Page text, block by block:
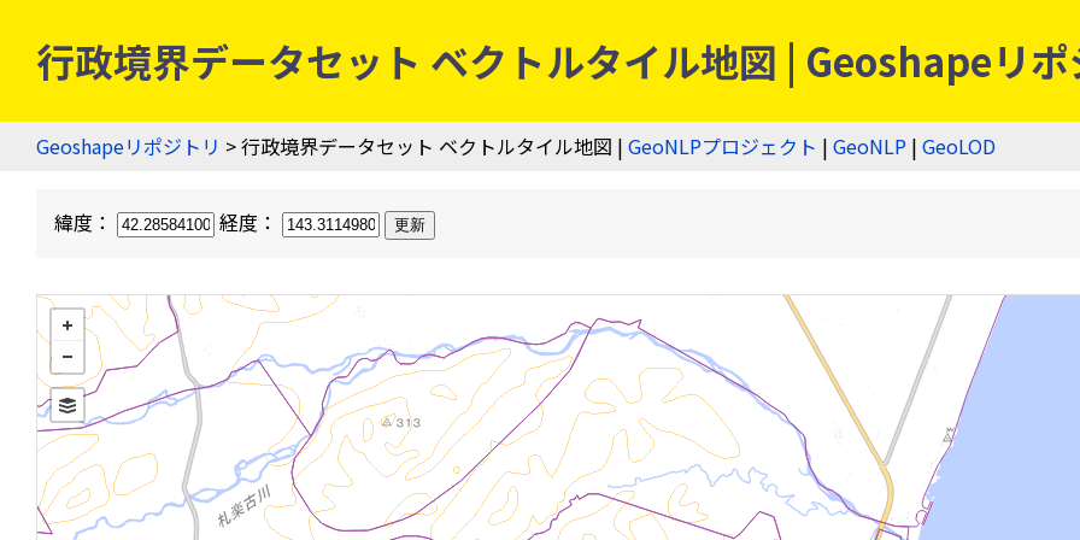
行政境界データセット ベクトルタイル地図 | Geoshapeリ
Geoshapeリポジトリ > 行政境界データセット ベクトルタイル地図 | GeoNLPプロジェクト | GeoNLP | GeoLOD
緯度： 経度：